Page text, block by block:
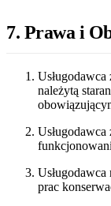
7. Prawa i
należytą
prac